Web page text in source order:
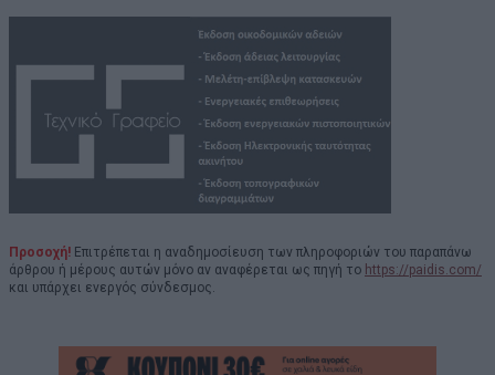
Προσοχή! Επιτρέπεται η αναδημοσίευση των πληροφοριών του παραπάνω
άρθρου ή μέρους αυτών μόνο αν αναφέρεται ως πηγή το https://paidis.com/
και υπάρχει ενεργός σύνδεσμος.